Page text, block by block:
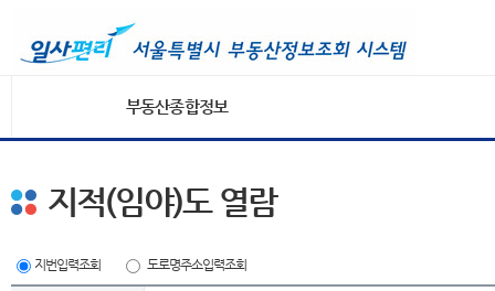
부동산종합정보
지적(임야)도 열람
지번입력조회 도로명주소입력조회